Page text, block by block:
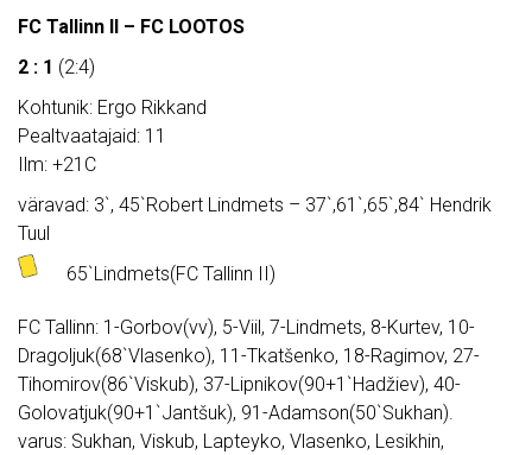
FC Tallinn II – FC LOOTOS
2 : 1 (2:4)
Kohtunik: Ergo Rikkand
Pealtvaatajaid: 11
Ilm: +21C
väravad: 3`, 45`Robert Lindmets – 37`,61`,65`,84` Hendrik
Tuul
65`Lindmets(FC Tallinn II)
FC Tallinn: 1-Gorbov(vv), 5-Viil, 7-Lindmets, 8-Kurtev, 10-
Dragoljuk(68`Vlasenko), 11-Tkatšenko, 18-Ragimov, 27-
Tihomirov(86`Viskub), 37-Lipnikov(90+1`Hadžiev), 40-
Golovatjuk(90+1`Jantšuk), 91-Adamson(50`Sukhan).
varus: Sukhan, Viskub, Lapteyko, Vlasenko, Lesikhin,